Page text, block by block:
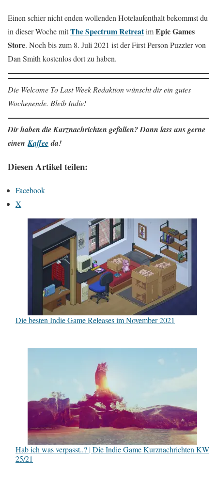
Einen schier nicht enden wollenden Hotelaufenthalt bekommst du
in dieser Woche mitThe Spectrum RetreatimEpic Games
Store. Noch bis zum 8. Juli 2021 ist der First Person Puzzler von
Dan Smith kostenlos dort zu haben.
Die Welcome To Last Week Redaktion wünscht dir ein gutes
Wochenende. Bleib Indie!
Dir haben die Kurznachrichten gefallen? Dann lass uns gerne
einenKaffeeda!
Diesen Artikel teilen:
Facebook
X
Die besten Indie Game Releases im November 2021
Hab ich was verpasst..? | Die Indie Game Kurznachrichten KW
25/21